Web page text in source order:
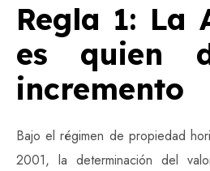
Regla 1: La
es quien
incremento
Bajo el régimen de propiedad
2001, la determinación del